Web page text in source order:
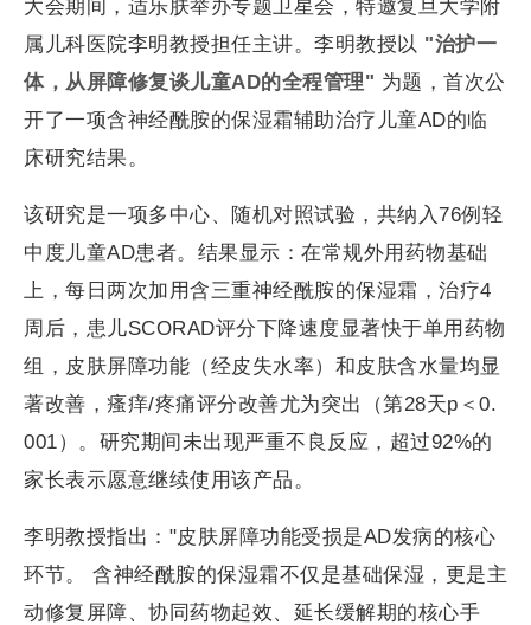
大会期间，适乐肤举办专题卫星会，特邀复旦大学附
属儿科医院李明教授担任主讲。李明教授以 "治护一
体，从屏障修复谈儿童AD的全程管理" 为题，首次公
开了一项含神经酰胺的保湿霜辅助治疗儿童AD的临
床研究结果。
该研究是一项多中心、随机对照试验，共纳入76例轻
中度儿童AD患者。结果显示：在常规外用药物基础
上，每日两次加用含三重神经酰胺的保湿霜，治疗4
周后，患儿SCORAD评分下降速度显著快于单用药物
组，皮肤屏障功能（经皮失水率）和皮肤含水量均显
著改善，瘙痒/疼痛评分改善尤为突出（第28天p＜0.
001）。研究期间未出现严重不良反应，超过92%的
家长表示愿意继续使用该产品。
李明教授指出："皮肤屏障功能受损是AD发病的核心
环节。 含神经酰胺的保湿霜不仅是基础保湿，更是主
动修复屏障、协同药物起效、延长缓解期的核心手